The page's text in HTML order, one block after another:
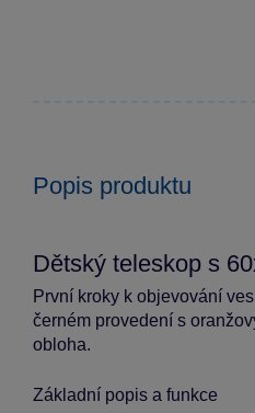
Popis produktu
Dětský teleskop s
První kroky k objevování
černém provedení s
obloha.
Základní popis a funkce